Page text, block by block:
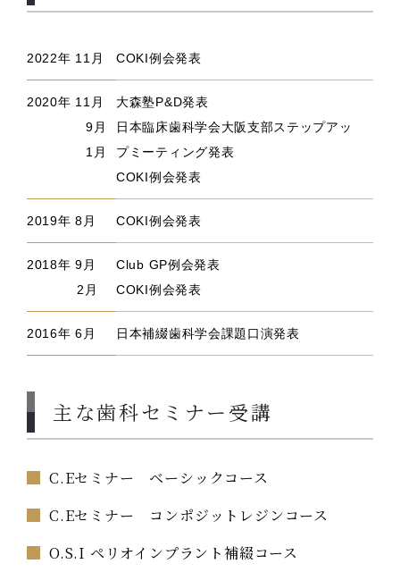
2022年 11月 COKI例会発表
2020年 11月
9月
1月
大森塾P&D発表
日本臨床歯科学会大阪支部ステップアッ
プミーティング発表
COKI例会発表
2019年 8月 COKI例会発表
2018年 9月
2月
Club GP例会発表
COKI例会発表
2016年 6月 日本補綴歯科学会課題口演発表
主な歯科セミナー受講
C.Eセミナー ベーシックコース
C.Eセミナー コンポジットレジンコース
O.S.I ペリオインプラント補綴コース